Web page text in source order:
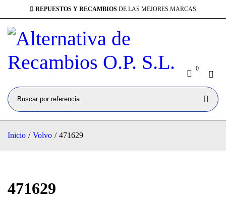
REPUESTOS Y RECAMBIOS DE LAS MEJORES MARCAS
0
Inicio / Volvo / 471629
471629